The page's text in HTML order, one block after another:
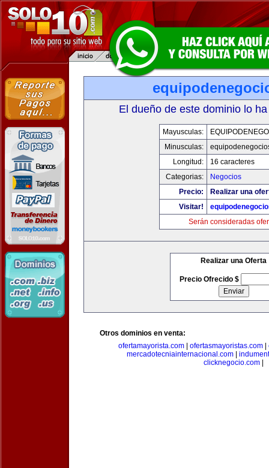
El dueño de este dominio lo
Mayusculas:
Minusculas:
Longitud:
16 caracteres
Categorias:
Negocios
Precio:
Realizar una
Visitar!
Serán consideradas
Realizar una Oferta
Precio Ofrecido $
Otros dominios en venta:
ofertamayorista.com
ofertasmayoristas.com
mercadotecniainternacional.com
clicknegocio.com